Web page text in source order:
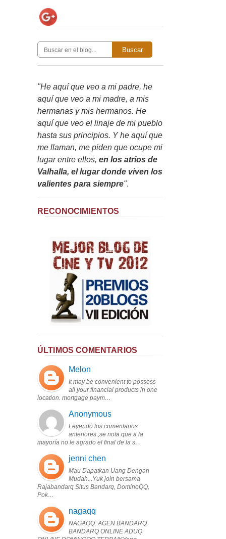
Buscar
"He aquí que veo a mi padre, he
aquí que veo a mi madre, a mis
hermanas y mis hermanos. He
aquí que veo el linaje de mi pueblo
hasta sus principios. Y he aquí que
me llaman, me piden que ocupe mi
lugar entre ellos, en los atrios de
Valhalla, el lugar donde viven los
valientes para siempre".
RECONOCIMIENTOS
ÚLTIMOS COMENTARIOS
Melon
It may be convenient to possess
all your financial products in one
location. mortgage paym…
Anonymous
Leyendo los comentarios
anteriores ,se nota que a la
mayoría no le agrado el final de la s…
jenni chen
Mau Dapatkan Uang Dengan
Mudah...Yuk join bersama
Rajabandarq Situs Bandarq, DominoQQ,
Pok…
nagaqq
NAGAQQ: AGEN BANDARQ
BANDARQ ONLINE ADUQ